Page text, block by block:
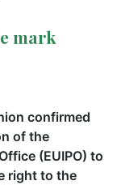
mark
confirmed
of the
(EUIPO) to
right to the